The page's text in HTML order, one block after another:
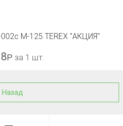
М-125 TEREX "АКЦИЯ"
Р за 1 шт.
Назад